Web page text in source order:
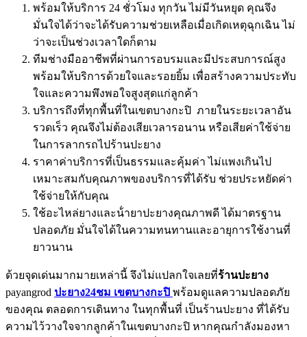
พร้อมให้บริการ 24 ชั่วโมง ทุกวัน ไม่มีวันหยุด คุณจึง
มั่นใจได้ว่าจะได้รับความช่วยเหลือเมื่อเกิดเหตุฉุกเฉิน ไม่
ว่าจะเป็นช่วงเวลาใดก็ตาม
ทีมช่างมืออาชีพที่ผ่านการอบรมและมีประสบการณ์สูง
พร้อมให้บริการด้วยใจและรอยยิ้ม เพื่อสร้างความประทับ
ใจและความพึงพอใจสูงสุดแก่ลูกค้า
บริการถึงที่ทุกพื้นที่ในเขตบางกะปิ ภายในระยะเวลาอัน
รวดเร็ว คุณจึงไม่ต้องเสียเวลารอนาน หรือเสียค่าใช้จ่าย
ในการลากรถไปร้านปะยาง
ราคาค่าบริการที่เป็นธรรมและคุ้มค่า ไม่แพงเกินไป
เหมาะสมกับคุณภาพของบริการที่ได้รับ ช่วยประหยัดค่า
ใช้จ่ายให้กับคุณ
ใช้อะไหล่ยางและน้ํายาปะยางคุณภาพดี ได้มาตรฐาน
ปลอดภัย มั่นใจได้ในความทนทานและอายุการใช้งานที่
ยาวนาน
ด้วยจุดเด่นมากมายเหล่านี้ จึงไม่แปลกใจเลยที่ร้านปะยาง
payangrod ปะยาง24ชม เขตบางกะปิ พร้อมดูแลความปลอดภัย
ของคุณ ตลอดการเดินทาง ในทุกพื้นที่ เป็นร้านปะยาง ที่ได้รับ
ความไว้วางใจจากลูกค้าในเขตบางกะปิ หากคุณกําลังมองหา